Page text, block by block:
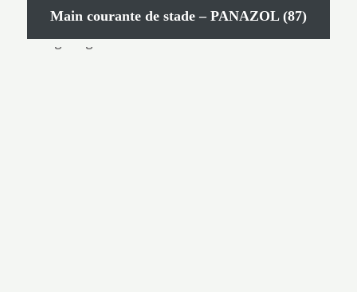
Main courante de stade – PANAZOL (87)